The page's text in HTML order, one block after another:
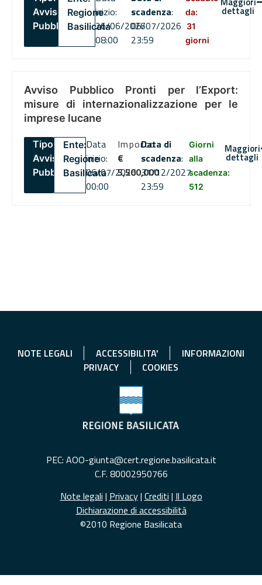
Avviso
Pubblico
Regione
Basilicata
inizio:
26/06/2026
08:00
scadenza:
06/07/2026
23:59
da:
31
giorni
dettagli
Avviso Pubblico Pronti per l’Export:
misure di internazionalizzazione per le
imprese lucane
Tipo:
Avviso
Pubblico
Ente:
Regione
Basilicata
Data
inizio:
06/07/2026
00:00
Importo
€
5,500,000
Data di
scadenza:
31/12/2027
23:59
Giorni
alla
scadenza:
512
Maggiori
dettagli
NOTE LEGALI ACCESSIBILITA'
INFORMAZIONI
PRIVACY
COOKIES
PEC: AOO-giunta@cert.regione.basilicata.it
C.F. 80002950766
Note legali | Privacy| Crediti | Il Logo
Dichiarazione di accessibilità
©2010 Regione Basilicata